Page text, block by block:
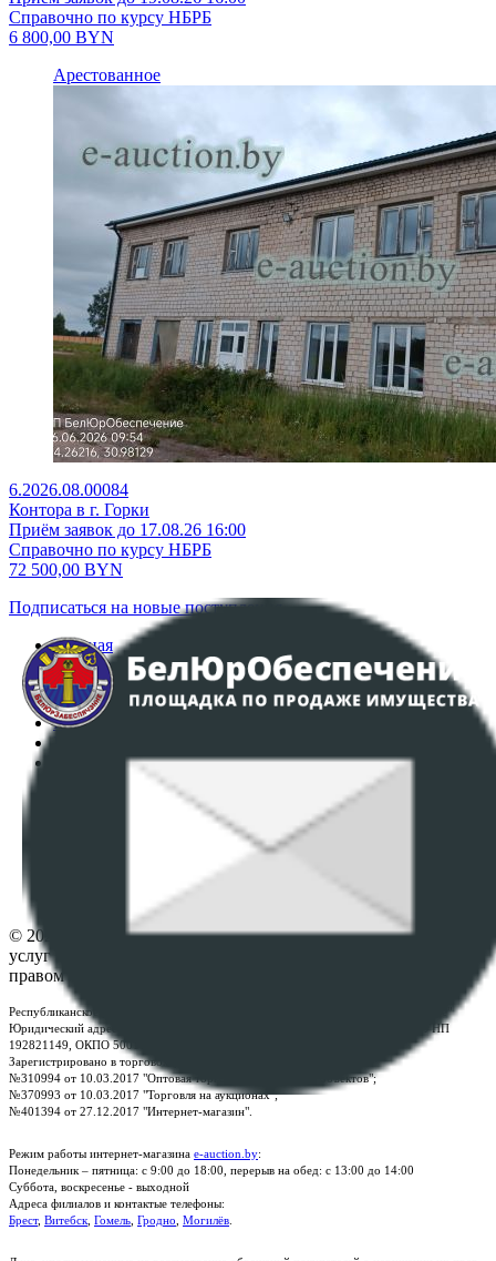
Справочно по курсу НБРБ
6 800,00 BYN
Арестованное
6.2026.08.00084
Контора в г. Горки
Приём заявок до 17.08.26 16:00
Справочно по курсу НБРБ
72 500,00 BYN
Подписаться на новые поступления
Главная
Аукционы
Интернет-магазин
Регламент организации и проведения торгов
Политика в отношении обработки персональных
ПОЛОЖЕНИЕ О ПОЛИТИКЕ ОБРАБОТКИ COOKIE-
Настройки cookie-файлов
© 2026 Республиканское унитарное предприятие по оказанию
услуг "БелЮрОбеспечение" - Все права защищены авторским
правом
Республиканское унитарное предприятие по оказанию услуг "БелЮрОбеспечение"
Юридический адрес: г. Минск, пр-т. Дзержинского, 1Б, e-mail:
, УНП
192821149, ОКПО 500111895000
Зарегистрировано в торговом реестре Республики Беларусь:
№310994 от 10.03.2017 "Оптовая торговля без торговых объектов";
№370993 от 10.03.2017 "Торговля на аукционах";
№401394 от 27.12.2017 "Интернет-магазин".
Режим работы интернет-магазина e-auction.by:
Понедельник – пятница: с 9:00 до 18:00, перерыв на обед: с 13:00 до 14:00
Суббота, воскресенье - выходной
Адреса филиалов и контактые телефоны:
Брест, Витебск Гомель Гродно Могилёв